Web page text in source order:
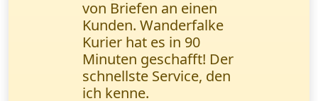
Paletten in eine andere
Stadt. Alles pünktlich,
der Fahrer hat beim
Abladen geholfen.
Preis etwas hoch, aber
top Qualität